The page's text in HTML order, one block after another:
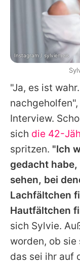
"Ja, es ist
Interview.
sich die 42-
spritzen. "Ich
gedacht habe,
sehen, bei
Lachfältchen
Hautfältchen
sich Sylvie.
worden, ob
das sei ihr auf
Instagram / sylviemeis